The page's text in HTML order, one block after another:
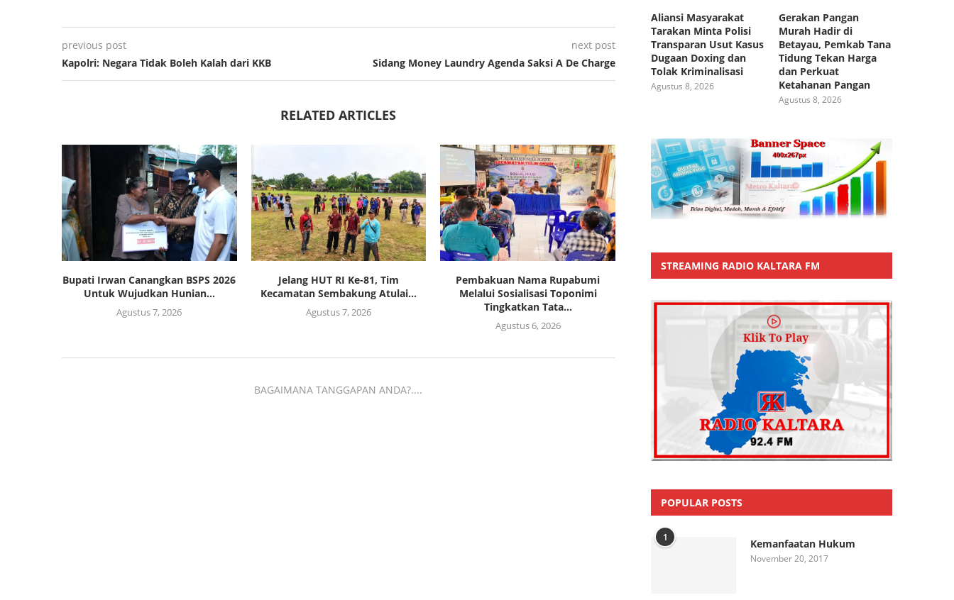
previous post
Kapolri: Negara Tidak Boleh Kalah dari KKB
next post
Sidang Money Laundry Agenda Saksi A De Charge
RELATED ARTICLES
Bupati Irwan Canangkan BSPS 2026
Untuk Wujudkan Hunian...
Agustus 7, 2026
Jelang HUT RI Ke-81, Tim
Kecamatan Sembakung Atulai...
Agustus 7, 2026
Pembakuan Nama Rupabumi
Melalui Sosialisasi Toponimi
Tingkatkan Tata...
Agustus 6, 2026
BAGAIMANA TANGGAPAN ANDA?....
Aliansi Masyarakat
Tarakan Minta Polisi
Transparan Usut Kasus
Dugaan Doxing dan
Tolak Kriminalisasi
Agustus 8, 2026
Gerakan Pangan
Murah Hadir di
Betayau, Pemkab Tana
Tidung Tekan Harga
dan Perkuat
Ketahanan Pangan
Agustus 8, 2026
STREAMING RADIO KALTARA FM
POPULAR POSTS
1 Kemanfaatan Hukum
November 20, 2017